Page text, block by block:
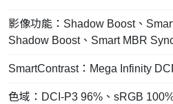
影像功能：Shadow Boost、
Shadow Boost、Smart MBR
SmartContrast：Mega Infinity
色域：DCI-P3 96%、sRGB